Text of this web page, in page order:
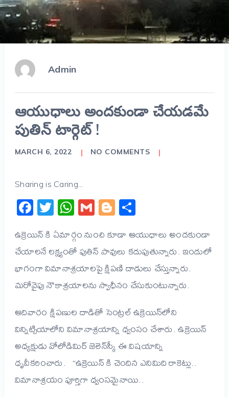
Admin
ఆయుధాలు అందకుండా చేయడమే
పుతిన్ టార్గెట్ !
MARCH 6, 2022 NO COMMENTS
Sharing is Caring...
Facebook
Twitter
WhatsApp
GmailBlogger
Share
ఉక్రెయిన్ కి ఏమార్గం నుంచి కూడా ఆయుధాలు అందకుండా
చేయాలనే లక్ష్యంతో పుతిన్ పావులు కదుపుతున్నారు. ఇందులో
భాగంగా విమానాశ్రయాలపై క్షిపణి దాడులు చేస్తున్నారు.
మరోవైపు నౌకాశ్రయాలను స్వాధీనం చేసుకుంటున్నారు.
ఆదివారం క్షిపణుల దాడితో సెంట్రల్ ఉక్రెయిన్‌లోని
విన్నిట్సియాలోని విమానాశ్రయాన్ని ధ్వంసం చేశారు. ఉక్రెయిన్
అధ్యక్షుడు వోలోడిమిర్ జెలెన్‌స్కీ ఈ విషయాన్ని
ధృవీకరించారు. “ఉక్రెయిన్ కి చెందిన ఎనిమిది రాకెట్లు..
విమానాశ్రయం పూర్తిగా ధ్వంసమైనాయి..